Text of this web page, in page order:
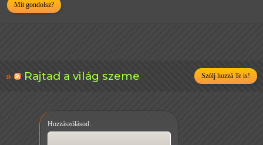
Mit gondolsz?
Rajtad a világ szeme Szólj hozzá Te is!
Hozzászólásod: